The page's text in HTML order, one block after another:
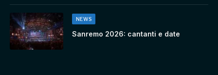
NEWS
Sanremo 2026: cantanti e date